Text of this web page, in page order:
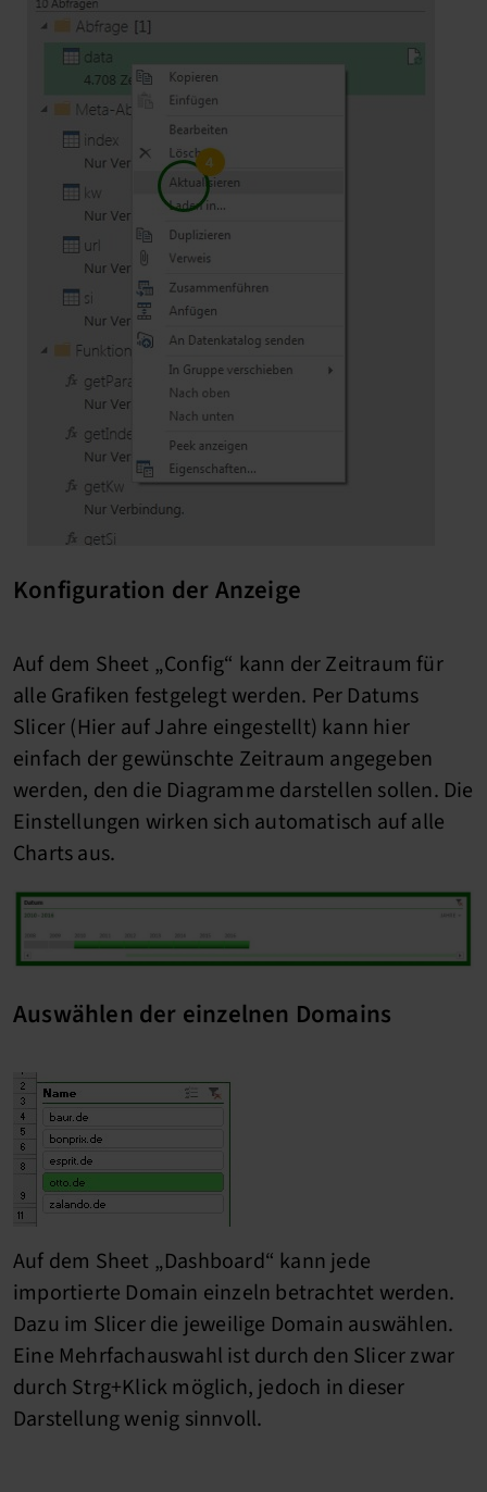
Konfiguration der Anzeige
Auf dem Sheet „Config“ kann der Zeitraum für
alle Grafiken festgelegt werden. Per Datums
Slicer (Hier auf Jahre eingestellt) kann hier
einfach der gewünschte Zeitraum angegeben
werden, den die Diagramme darstellen sollen. Die
Einstellungen wirken sich automatisch auf alle
Charts aus.
Auswählen der einzelnen Domains
Auf dem Sheet „Dashboard“ kann jede
importierte Domain einzeln betrachtet werden.
Dazu im Slicer die jeweilige Domain auswählen.
Eine Mehrfachauswahl ist durch den Slicer zwar
durch Strg+Klick möglich, jedoch in dieser
Darstellung wenig sinnvoll.